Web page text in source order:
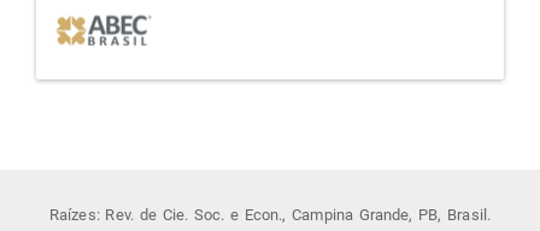
Raízes: Rev. de Cie. Soc. e Econ., Campina Grande, PB, Brasil.